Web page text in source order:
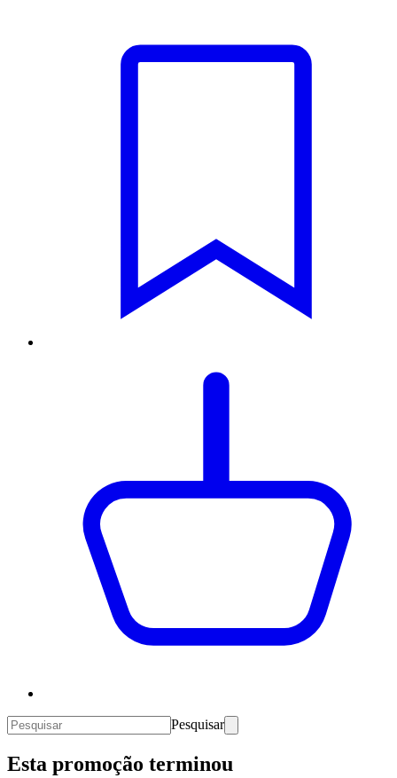
Pesquisar
Esta promoção terminou